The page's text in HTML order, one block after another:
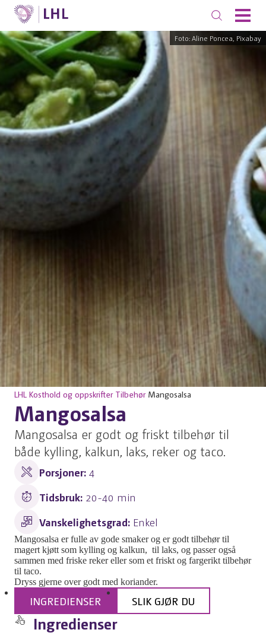
Foto: Aline Poncea, Pixabay
LHL Kosthold og oppskrifter Tilbehør Mangosalsa
Mangosalsa
Mangosalsa er godt og friskt tilbehør til
både kylling, kalkun, laks, reker og taco.
Porsjoner: 4
Tidsbruk: 20-40 min
Vanskelighetsgrad: Enkel
Mangosalsa er fulle av gode smaker og er godt tilbehør til
magert kjøtt som kylling og kalkun, til laks, og passer også
sammen med friske reker eller som et friskt og fargerikt tilbehør
til taco.
Dryss gjerne over godt med koriander.
INGREDIENSER SLIK GJØR DU
Ingredienser